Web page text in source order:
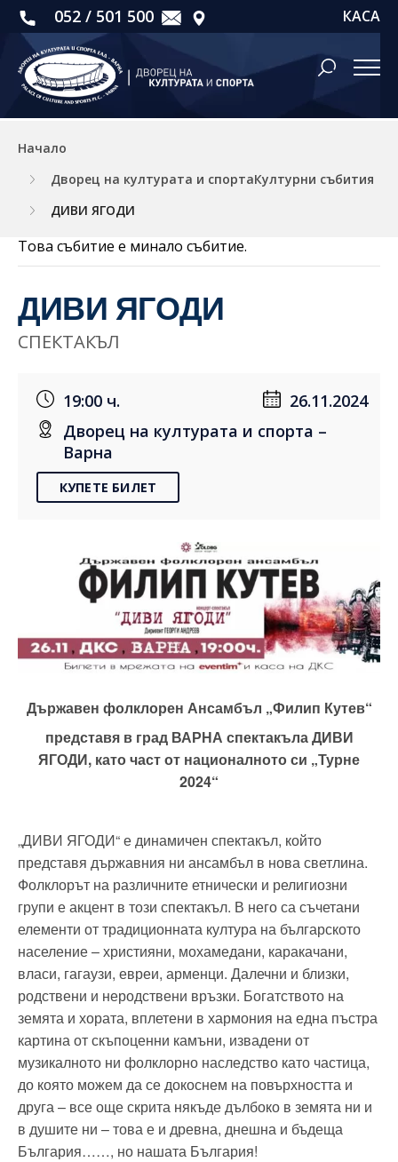
052 / 501 500 КАСА
Начало
Дворец на културата и спортаКултурни събития
ДИВИ ЯГОДИ
Това събитие е минало събитие.
ДИВИ ЯГОДИ
СПЕКТАКЪЛ
19:00 ч.
26.11.2024
Дворец на културата и спорта –
Варна
КУПЕТЕ БИЛЕТ
Държавен фолклорен Ансамбъл „Филип Кутев“
представя в град ВАРНА спектакъла ДИВИ
ЯГОДИ, като част от националното си „Турне
2024“
„ДИВИ ЯГОДИ“ е динамичен спектакъл, който
представя държавния ни ансамбъл в нова светлина.
Фолклорът на различните етнически и религиозни
групи е акцент в този спектакъл. В него са съчетани
елементи от традиционната култура на българското
население – християни, мохамедани, каракачани,
власи, гагаузи, евреи, арменци. Далечни и близки,
родствени и неродствени връзки. Богатството на
земята и хората, вплетени в хармония на една пъстра
картина от скъпоценни камъни, извадени от
музикалното ни фолклорно наследство като частица,
до която можем да се докоснем на повърхността и
друга – все още скрита някъде дълбоко в земята ни и
в душите ни – това е и древна, днешна и бъдеща
България……, но нашата България!